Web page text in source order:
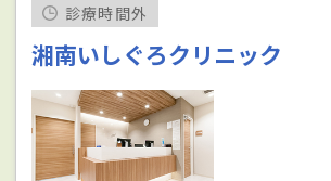
診療時間外
湘南いしぐろクリニック